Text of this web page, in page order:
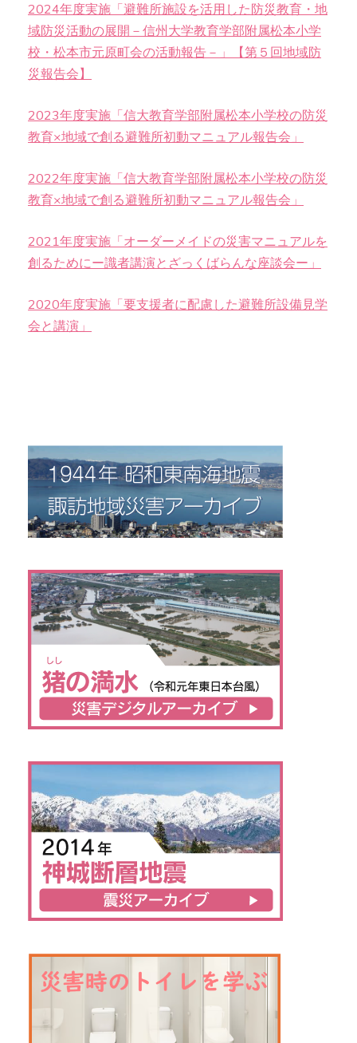
2024年度実施「避難所施設を活用した防災教育・地
域防災活動の展開－信州大学教育学部附属松本小学
校・松本市元原町会の活動報告－」【第５回地域防
災報告会】
2023年度実施「信大教育学部附属松本小学校の防災
教育×地域で創る避難所初動マニュアル報告会」
2022年度実施「信大教育学部附属松本小学校の防災
教育×地域で創る避難所初動マニュアル報告会」
2021年度実施「オーダーメイドの災害マニュアルを
創るためにー識者講演とざっくばらんな座談会ー」
2020年度実施「要支援者に配慮した避難所設備見学
会と講演」